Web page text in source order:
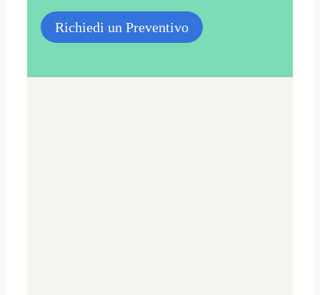
Richiedi un Preventivo